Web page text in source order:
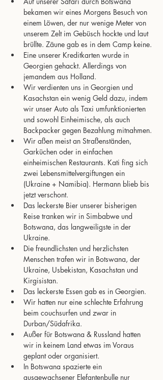
bekamen wir eines Morgens Besuch von
einem Löwen, der nur wenige Meter von
unserem Zelt im Gebüsch hockte und laut
brüllte. Zäune gab es in dem Camp keine.
Eine unserer Kreditkarten wurde in
Georgien gehackt. Allerdings von
jemandem aus Holland.
Wir verdienten uns in Georgien und
Kasachstan ein wenig Geld dazu, indem
wir unser Auto als Taxi umfunktionierten
und sowohl Einheimische, als auch
Backpacker gegen Bezahlung mitnahmen.
Wir aßen meist an Straßenständen,
Garküchen oder in einfachen
einheimischen Restaurants. Kati fing sich
zwei Lebensmittelvergiftungen ein
(Ukraine + Namibia). Hermann blieb bis
jetzt verschont.
Das leckerste Bier unserer bisherigen
Reise tranken wir in Simbabwe und
Botswana, das langweiligste in der
Ukraine.
Die freundlichsten und herzlichsten
Menschen trafen wir in Botswana, der
Ukraine, Usbekistan, Kasachstan und
Kirgisistan.
Das leckerste Essen gab es in Georgien.
Wir hatten nur eine schlechte Erfahrung
beim couchsurfen und zwar in
Durban/Südafrika.
Außer für Botswana & Russland hatten
wir in keinem Land etwas im Voraus
geplant oder organisiert.
In Botswana spazierte ein
ausgewachsener Elefantenbulle nur